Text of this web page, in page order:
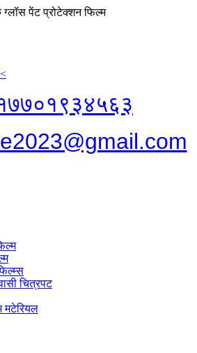
ग्लॉस पेंट प्रोटेक्शन फिल्म
चित्रपट
मटेरियल